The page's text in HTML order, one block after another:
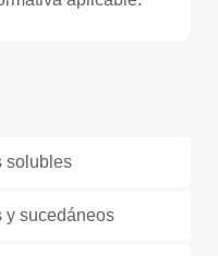
solubles
y sucedáneos